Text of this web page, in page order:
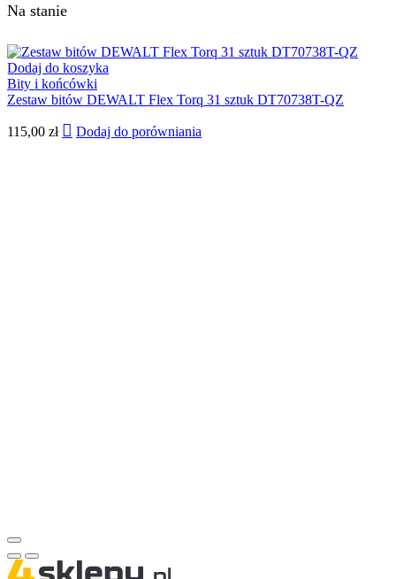
Na stanie
Dodaj do koszyka
Bity i końcówki
Zestaw bitów DEWALT Flex Torq 31 sztuk DT70738T-QZ
115,00 zł Dodaj do porówniania